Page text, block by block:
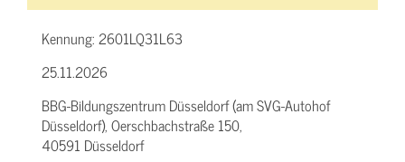
Kennung:2601LQ31L63
25.11.2026
BBG-Bildungszentrum Düsseldorf (am SVG-Autohof
Düsseldorf), Oerschbachstraße 150,
40591 Düsseldorf